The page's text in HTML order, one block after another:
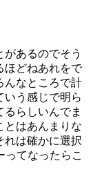
あるのでそう
ほどねあれをで
んなところで計
いう感じで明ら
らしいんでま
とはあんまりな
れは確かに選択
ってなったらこ